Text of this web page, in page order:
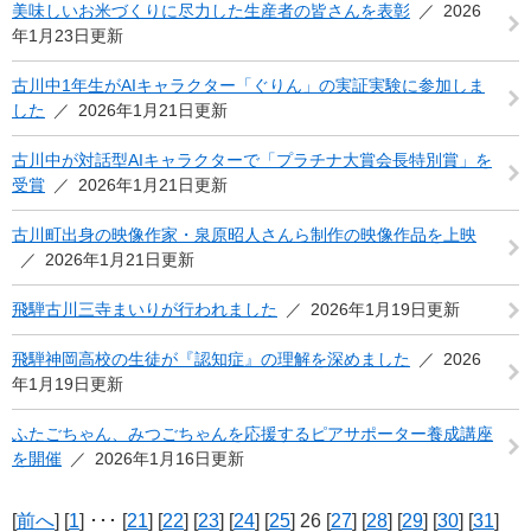
美味しいお米づくりに尽力した生産者の皆さんを表彰
2026
年1月23日更新
古川中1年生がAIキャラクター「ぐりん」の実証実験に参加しま
した
2026年1月21日更新
古川中が対話型AIキャラクターで「プラチナ大賞会長特別賞」を
受賞
2026年1月21日更新
古川町出身の映像作家・泉原昭人さんら制作の映像作品を上映
2026年1月21日更新
飛騨古川三寺まいりが行われました 2026年1月19日更新
飛騨神岡高校の生徒が『認知症』の理解を深めました
2026
年1月19日更新
ふたごちゃん、みつごちゃんを応援するピアサポーター養成講座
を開催
2026年1月16日更新
[前へ] [1] ･･･ [21] [22] [23] [24] [25] 26 [27] [28] [29] [30] [31]